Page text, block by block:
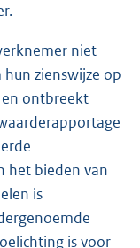
niet
zienswijze op
ontbreekt
het bieden van
is
is voor